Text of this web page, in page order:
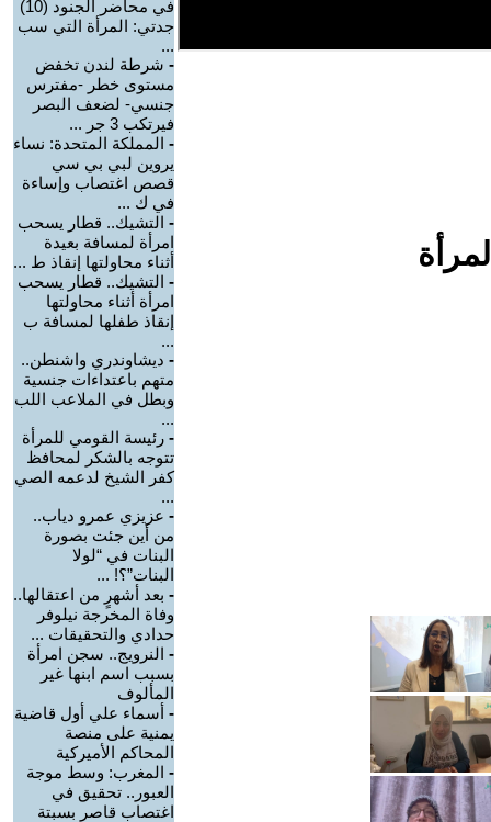
في محاضر الجنود (10)
جدتي: المرأة التي سب
...
- شرطة لندن تخفض
مستوى خطر -مفترس
جنسي- لضعف البصر
فيرتكب 3 جر ...
- المملكة المتحدة: نساء
يروين لبي بي سي
قصص اغتصاب وإساءة
في ك ...
- التشيك.. قطار يسحب
امرأة لمسافة بعيدة
أثناء محاولتها إنقاذ ط ...
- التشيك.. قطار يسحب
امرأة أثناء محاولتها
إنقاذ طفلها لمسافة ب
...
- ديشاوندري واشنطن..
متهم باعتداءات جنسية
وبطل في الملاعب اللب
...
- رئيسة القومي للمرأة
تتوجه بالشكر لمحافظ
كفر الشيخ لدعمه الصي
...
- عزيزي عمرو دياب..
من أين جئت بصورة
البنات في “لولا
البنات”؟! ...
- بعد أشهرٍ من اعتقالها..
وفاة المخرجة نيلوفر
حدادي والتحقيقات ...
- النرويج.. سجن امرأة
بسبب اسم ابنها غير
المألوف
- أسماء علي أول قاضية
يمنية على منصة
المحاكم الأميركية
- المغرب: وسط موجة
العبور.. تحقيق في
اغتصاب قاصر بسبتة